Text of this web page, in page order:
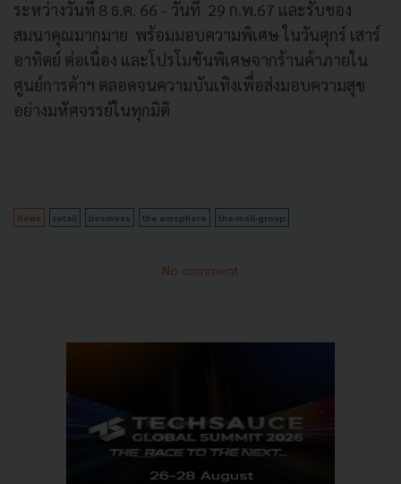
ระหว่างวันที่ 8 ธ.ค. 66 - วันที่ 29 ก.พ.67 และรับของ
สมนาคุณมากมาย พร้อมมอบความพิเศษ ในวันศุกร์ เสาร์
อาทิตย์ ต่อเนื่อง และโปรโมชันพิเศษจากร้านค้าภายใน
ศูนย์การค้าฯ ตลอดจนความบันเทิงเพื่อส่งมอบความสุข
อย่างมหัศจรรย์ในทุกมิติ
News retail business the emsphere the-mall-group
No comment